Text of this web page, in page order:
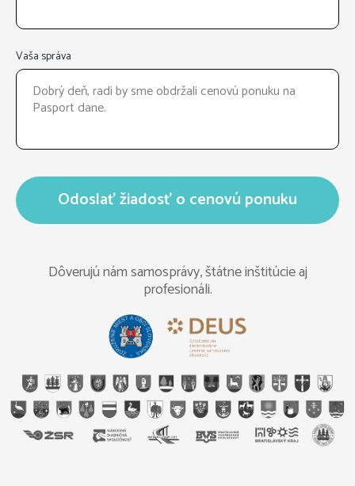
Vaša správa
Odoslať žiadosť o cenovú ponuku
Dôverujú nám samosprávy, štátne inštitúcie aj
profesionáli.